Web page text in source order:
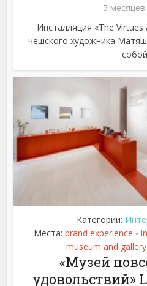
5
Инсталляция «The
чешского художника
Категории:
Места: brand experience •
museum and gallery
«Музей
удовольствий»